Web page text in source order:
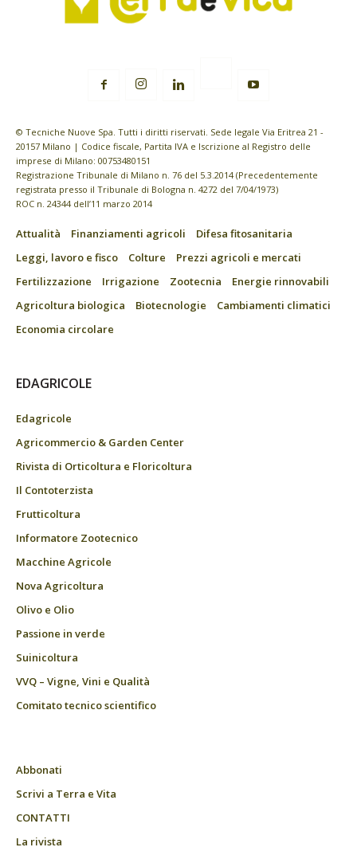
© Tecniche Nuove Spa. Tutti i diritti riservati. Sede legale Via Eritrea 21 -
20157 Milano | Codice fiscale, Partita IVA e Iscrizione al Registro delle
imprese di Milano: 00753480151
Registrazione Tribunale di Milano n. 76 del 5.3.2014 (Precedentemente
registrata presso il Tribunale di Bologna n. 4272 del 7/04/1973)
ROC n. 24344 dell’11 marzo 2014
Attualità Finanziamenti agricoli
Difesa fitosanitaria
Leggi, lavoro e fisco
Colture
Prezzi agricoli e mercati
Fertilizzazione
Irrigazione Zootecnia
Energie rinnovabili
Agricoltura biologica
Biotecnologie
Cambiamenti climatici
Economia circolare
EDAGRICOLE
Edagricole
Agricommercio & Garden Center
Rivista di Orticoltura e Floricoltura
Il Contoterzista
Frutticoltura
Informatore Zootecnico
Macchine Agricole
Nova Agricoltura
Olivo e Olio
Passione in verde
Suinicoltura
VVQ – Vigne, Vini e Qualità
Comitato tecnico scientifico
Abbonati
Scrivi a Terra e Vita
CONTATTI
La rivista